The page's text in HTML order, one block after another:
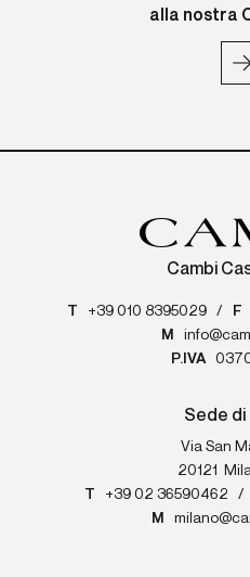
alla nostra
Cambi
T +39 010 8395029 / F
M
P.IVA
Sede di
Via San
20121
T
+39 02 36590462 /
M